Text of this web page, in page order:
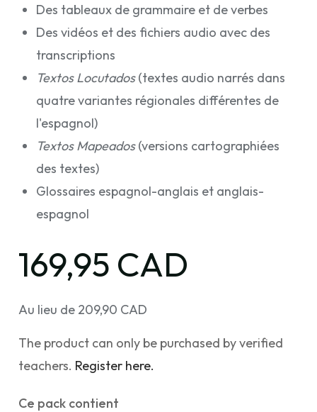
Des tableaux de grammaire et de verbes
Des vidéos et des fichiers audio avec des
transcriptions
Textos Locutados(textes audio narrés dans
quatre variantes régionales différentes de
l'espagnol)
Textos Mapeados(versions cartographiées
des textes)
Glossaires espagnol-anglais et anglais-
espagnol
169,95 CAD
Au lieu de 209,90 CAD
The product can only be purchased by verified
teachers. Register here.
Ce pack contient